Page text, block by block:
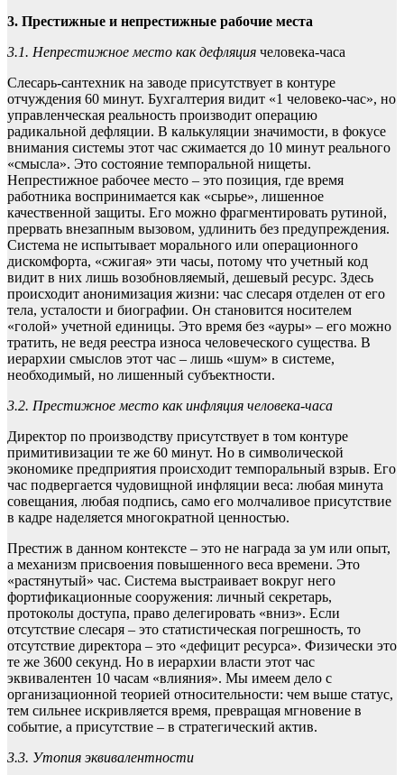
3. Престижные и непрестижные рабочие места
3.1. Непрестижное место как дефляция человека-часа
Слесарь-сантехник на заводе присутствует в контуре
отчуждения 60 минут. Бухгалтерия видит «1 человеко-час», но
управленческая реальность производит операцию
радикальной дефляции. В калькуляции значимости, в фокусе
внимания системы этот час сжимается до 10 минут реального
«смысла». Это состояние темпоральной нищеты.
Непрестижное рабочее место – это позиция, где время
работника воспринимается как «сырье», лишенное
качественной защиты. Его можно фрагментировать рутиной,
прервать внезапным вызовом, удлинить без предупреждения.
Система не испытывает морального или операционного
дискомфорта, «сжигая» эти часы, потому что учетный код
видит в них лишь возобновляемый, дешевый ресурс. Здесь
происходит анонимизация жизни: час слесаря отделен от его
тела, усталости и биографии. Он становится носителем
«голой» учетной единицы. Это время без «ауры» – его можно
тратить, не ведя реестра износа человеческого существа. В
иерархии смыслов этот час – лишь «шум» в системе,
необходимый, но лишенный субъектности.
3.2. Престижное место как инфляция человека-часа
Директор по производству присутствует в том контуре
примитивизации те же 60 минут. Но в символической
экономике предприятия происходит темпоральный взрыв. Его
час подвергается чудовищной инфляции веса: любая минута
совещания, любая подпись, само его молчаливое присутствие
в кадре наделяется многократной ценностью.
Престиж в данном контексте – это не награда за ум или опыт,
а механизм присвоения повышенного веса времени. Это
«растянутый» час. Система выстраивает вокруг него
фортификационные сооружения: личный секретарь,
протоколы доступа, право делегировать «вниз». Если
отсутствие слесаря – это статистическая погрешность, то
отсутствие директора – это «дефицит ресурса». Физически это
те же 3600 секунд. Но в иерархии власти этот час
эквивалентен 10 часам «влияния». Мы имеем дело с
организационной теорией относительности: чем выше статус,
тем сильнее искривляется время, превращая мгновение в
событие, а присутствие – в стратегический актив.
3.3. Утопия эквивалентности